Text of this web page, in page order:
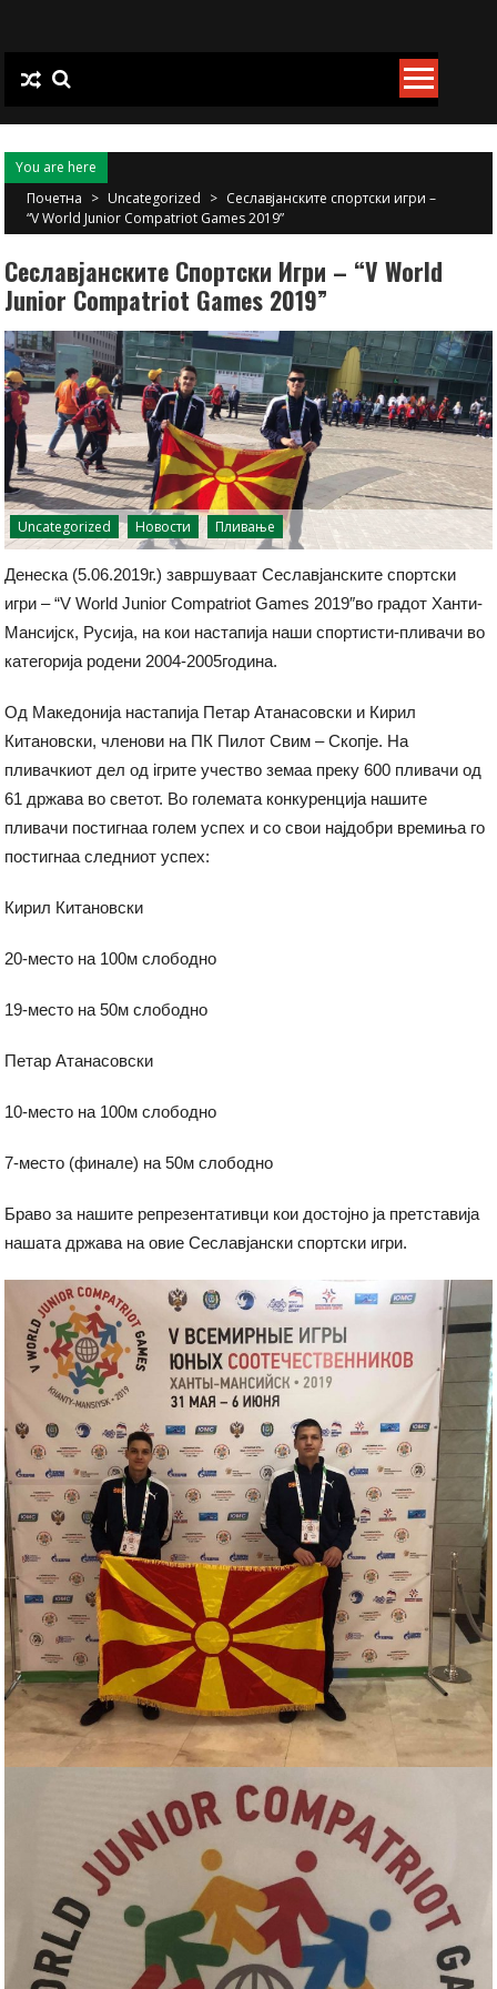
content
You are here
Почетна > Uncategorized > Сеславјанските спортски игри –
“V World Junior Compatriot Games 2019”
Сеславјанските Спортски Игри – “V World
Junior Compatriot Games 2019”
Uncategorized Новости Пливање
Денеска (5.06.2019г.) завршуваат Сеславјанските спортски
игри – “V World Junior Compatriot Games 2019″во градот Ханти-
Мансијск, Русија, на кои настапија наши спортисти-пливачи во
категорија родени 2004-2005година.
Од Македонија настапија Петар Атанасовски и Кирил
Китановски, членови на ПК Пилот Свим – Скопје. На
пливачкиот дел од iгрите учество земаа преку 600 пливачи од
61 држава во светот. Во големата конкуренција нашите
пливачи постигнаа голем успех и со свои најдобри времиња го
постигнаа следниот успех:
Кирил Китановски
20-место на 100м слободно
19-место на 50м слободно
Петар Атанасовски
10-место на 100м слободно
7-место (финале) на 50м слободно
Браво за нашите репрезентативци кои достојно ја претставија
нашата држава на овие Сеславјански спортски игри.